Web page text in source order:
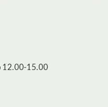
12.00-15.00